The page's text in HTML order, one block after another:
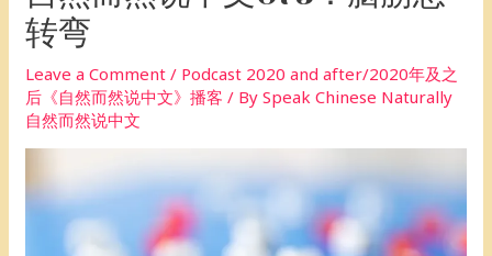
转弯
Leave a Comment / Podcast 2020 and after/2020年及之
后《自然而然说中文》播客 / BySpeak Chinese Naturally
自然而然说中文